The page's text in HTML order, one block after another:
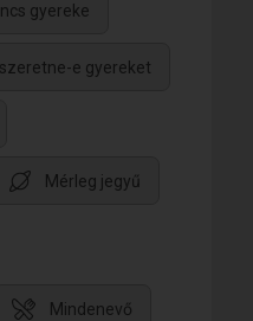
gyereke
e gyereket
Mérleg jegyű
Mindenevő